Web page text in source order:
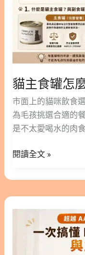
湯罐常見問題
嗎？ Q2：挑嘴貓
罐和補水湯包對於
Q4：腎臟比較脆
頭跟機能罐的差別
為貓咪健康加分的
其中「機能罐」可
類產品保留了傳統
外添加了針對特定
的添加物包括
健食品，這類罐頭
式。只要依照貓咪
活中為牠們的健康
健領域全解析 挑選
最需要加強的健康
需求，為您整理挑
市面上的貓咪飲食
為毛孩挑選合適的
是不太愛喝水的肉
種口味與機能的產
貓主食罐的基礎知
我們也會針對不同
挑選建議，幫助您
版本閱讀>>
https://
隱藏/顯示內容目錄
大
評
標
與
各
年
層
食
閱讀全文 »
AAFCO